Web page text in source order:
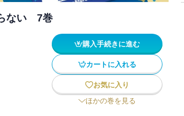
ない 7巻
購入手続きに進む
カートに入れる
お気に入り
ほかの巻を見る